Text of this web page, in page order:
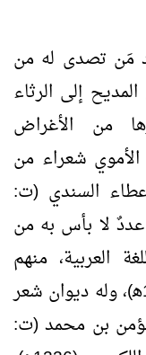
مَن تصدى له من
إلى الرثاء
من الأغراض
الأموي شعراء من
السندي (ت:
عددٌ لا بأس به من
العربية، منهم
إبراهيم بن صالح الهندي (ت: 1099ﻫ)، وله ديوان شعر
بن محمد (ت: